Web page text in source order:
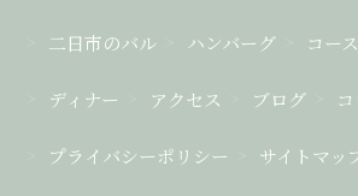
二日市のバル ハンバーグ コース
ディナー アクセス ブログ
プライバシーポリシー サイトマッ